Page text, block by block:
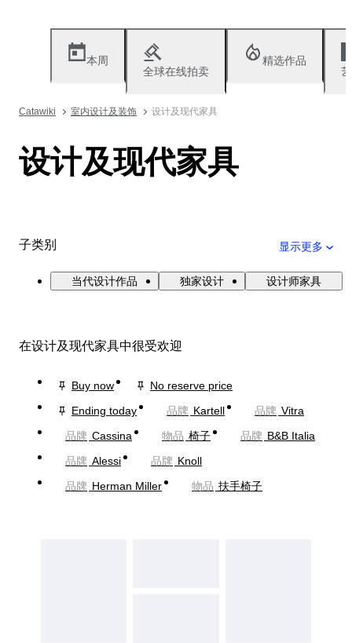
本周
全球在线拍卖
精选作品
Catawiki 室内设计及装饰 设计及现代家具
设计及现代家具
子类别 显示更多
当代设计作品 独家设计 设计师家具
在设计及现代家具中很受欢迎
Buy now
No reserve price
Ending today
品牌 Kartell 品牌 Vitra
品牌 Cassina 物品 椅子 品牌 B&B Italia
品牌 Alessi 品牌 Knoll
品牌 Herman Miller 物品 扶手椅子